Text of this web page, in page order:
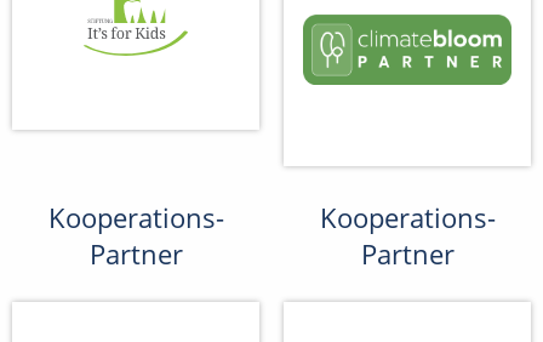
Kooperations-
Partner
Kooperations-
Partner